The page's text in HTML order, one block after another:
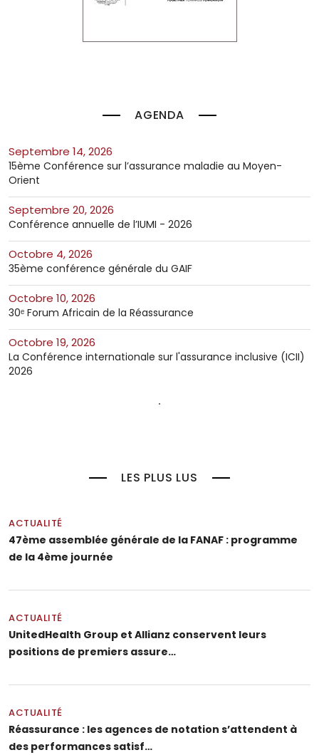
AGENDA
septembre 14, 2026
15ème Conférence sur l’assurance maladie au Moyen-
Orient
septembre 20, 2026
Conférence annuelle de l’IUMI - 2026
octobre 4, 2026
35ème conférence générale du GAIF
octobre 10, 2026
30ᵉ Forum Africain de la Réassurance
octobre 19, 2026
La Conférence internationale sur l'assurance inclusive (ICII)
2026
LES PLUS LUS
ACTUALITÉ
47ème assemblée générale de la FANAF : programme
de la 4ème journée
ACTUALITÉ
UnitedHealth Group et Allianz conservent leurs
positions de premiers assure…
ACTUALITÉ
Réassurance : les agences de notation s’attendent à
des performances satisf…